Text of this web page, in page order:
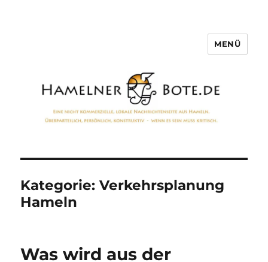
MENÜ
Kategorie:Verkehrsplanung
Hameln
Was wird aus der